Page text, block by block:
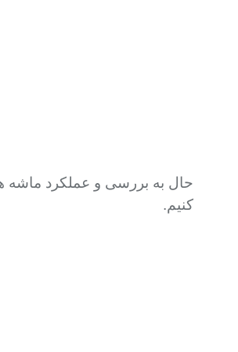
حال به بررسی و عملکرد ماشه
کنیم.